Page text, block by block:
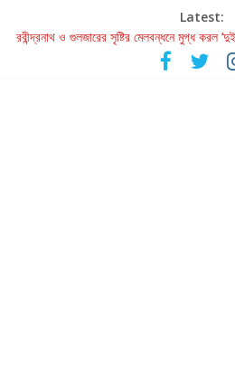
Latest:
রবীন্দ্রনাথ ও গুলজারের সৃষ্টির মেলবন্ধনে মুগ্ধ করল
কলের গান থেকে রীলস্ — বাঙালির গান শোনার
জগন্নাথমঙ্গলম্ — বাংলায় প্রথমবার মঞ্চে এবার